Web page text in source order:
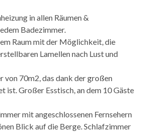
in allen Räumen &
Badezimmer.
Raum mit der Möglichkeit, die
Lamellen nach Lust und
von 70m2, das dank der großen
ist. Großer Esstisch, an dem 10 Gäste
mit angeschlossenen Fernsehern
Blick auf die Berge. Schlafzimmer